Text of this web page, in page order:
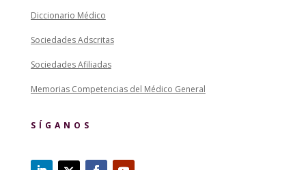
Diccionario Médico
Sociedades Adscritas
Sociedades Afiliadas
Memorias Competencias del Médico General
SÍGANOS